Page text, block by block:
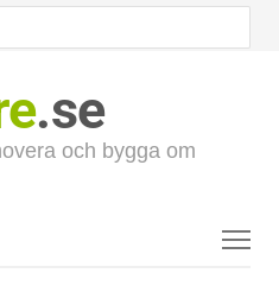
.se
och bygga om